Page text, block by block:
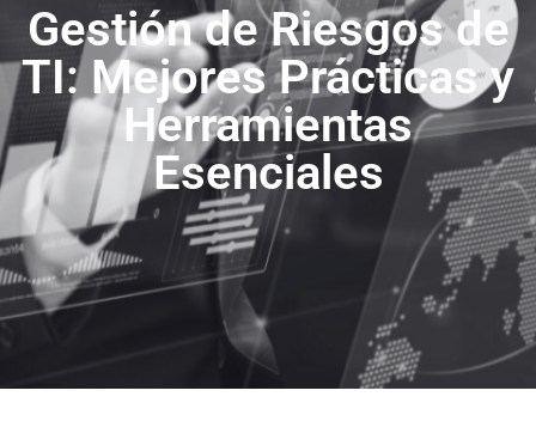
Gestión de Riesgos de
TI: Mejores Prácticas y
Herramientas
Esenciales